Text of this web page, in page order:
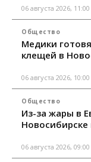
06 августа 2026, 11:00
Общество
Медики
клещей в
06 августа 2026, 10:00
Общество
Из-за жары в
06 августа 2026, 09:00